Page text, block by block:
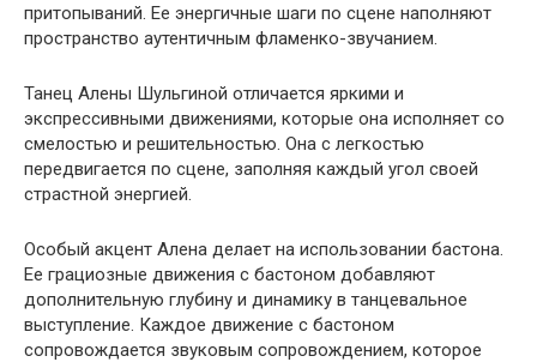
притопываний. Ее энергичные шаги по сцене наполняют
пространство аутентичным фламенко-звучанием.
Танец Алены Шульгиной отличается яркими и
экспрессивными движениями, которые она исполняет со
смелостью и решительностью. Она с легкостью
передвигается по сцене, заполняя каждый угол своей
страстной энергией.
Особый акцент Алена делает на использовании бастона.
Ее грациозные движения с бастоном добавляют
дополнительную глубину и динамику в танцевальное
выступление. Каждое движение с бастоном
сопровождается звуковым сопровождением, которое